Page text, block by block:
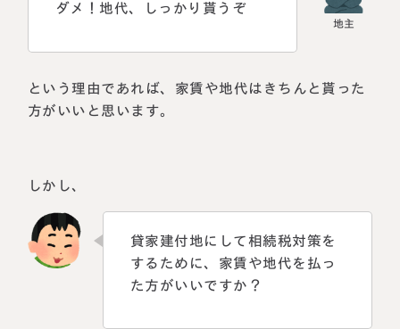
ダメ！地代、しっかり貰うぞ
という理由であれば、家賃や地代はきちんと貰った
方がいいと思います。
しかし、
貸家建付地にして相続税対策を
するために、家賃や地代を払っ
た方がいいですか？